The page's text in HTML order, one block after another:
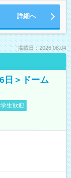
詳細へ
掲載日：2026.08.04
日＞ドーム
生歓迎